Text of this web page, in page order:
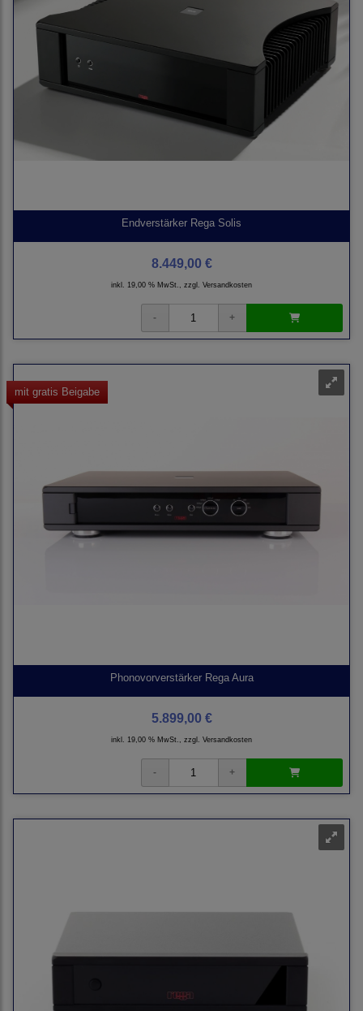
Endverstärker Rega Solis
8.449,00 €
inkl. 19,00 % MwSt., zzgl. Versandkosten
mit gratis Beigabe
Phonovorverstärker Rega Aura
5.899,00 €
inkl. 19,00 % MwSt., zzgl. Versandkosten